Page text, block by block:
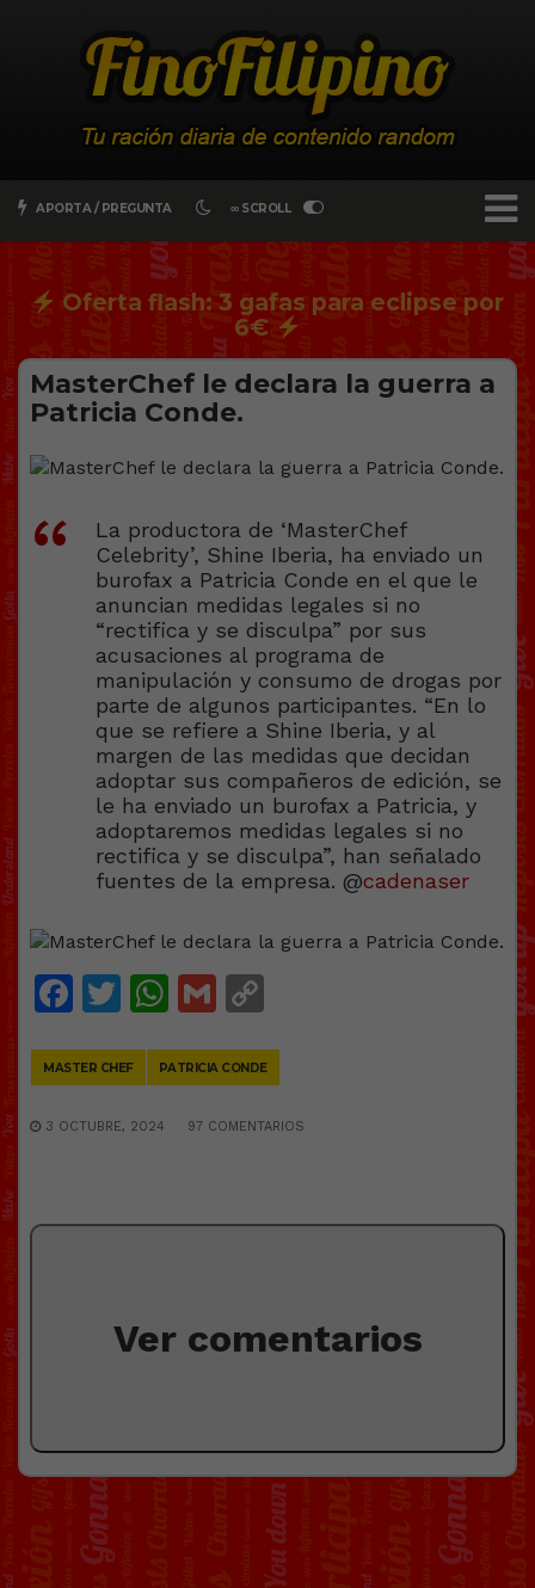
APORTA / PREGUNTA ∞ SCROLL
Oferta flash: 3 gafas para eclipse por
6€
MasterChef le declara la guerra a
Patricia Conde.
La productora de ‘MasterChef
Celebrity’, Shine Iberia, ha enviado un
burofax a Patricia Conde en el que le
anuncian medidas legales si no
“rectifica y se disculpa” por sus
acusaciones al programa de
manipulación y consumo de drogas por
parte de algunos participantes. “En lo
que se refiere a Shine Iberia, y al
margen de las medidas que decidan
adoptar sus compañeros de edición, se
le ha enviado un burofax a Patricia, y
adoptaremos medidas legales si no
rectifica y se disculpa”, han señalado
fuentes de la empresa. @cadenaser
Facebook
Twitter
WhatsApp
Gmail
MASTER CHEF PATRICIA CONDE
3 OCTUBRE, 2024 97 COMENTARIOS
Ver comentarios